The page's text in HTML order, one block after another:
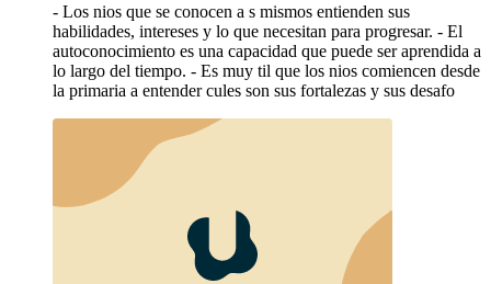
- Los nios que se conocen a s mismos entienden sus
habilidades, intereses y lo que necesitan para progresar. - El
autoconocimiento es una capacidad que puede ser aprendida a
lo largo del tiempo. - Es muy til que los nios comiencen desde
la primaria a entender cules son sus fortalezas y sus desafo